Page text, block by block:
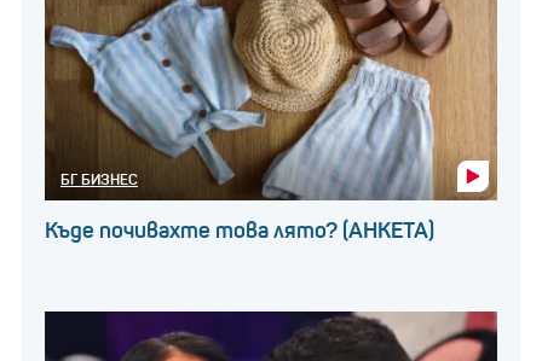
БГ БИЗНЕС
Къде почивахте това лято? (АНКЕТА)